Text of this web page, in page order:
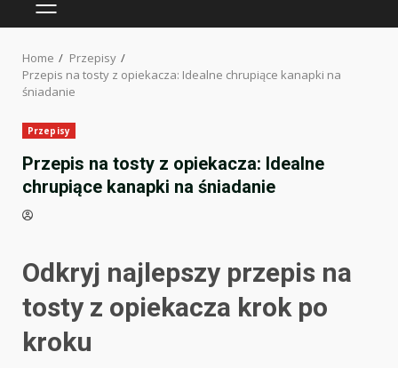
PRIMARY
Home
Przepisy
Przepis na tosty z opiekacza: Idealne chrupiące kanapki na
śniadanie
Przepisy
Przepis na tosty z opiekacza: Idealne
chrupiące kanapki na śniadanie
Odkryj najlepszy przepis na
tosty z opiekacza krok po
kroku